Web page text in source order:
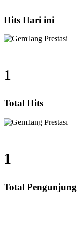
Hits Hari ini
1
Total Hits
1
Total Pengunjung